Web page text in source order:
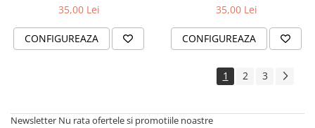
35,00 Lei
CONFIGUREAZA
35,00 Lei
CONFIGUREAZA
1 2 3
Newsletter Nu rata ofertele si promotiile noastre